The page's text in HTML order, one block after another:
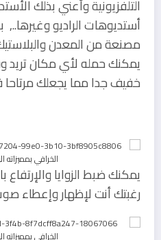
التلفزيونية وأعني بذلك
أستديوهات الراديو
مصنعة من المعدن
يمكنك حمله لأي مكان تريد
خفيف جدا مما يجعلك
يمكنك ضبط الزوايا
رغبتك أنت لإظهار وإعطاء